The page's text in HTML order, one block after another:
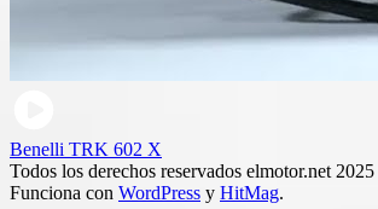
Benelli TRK 602 X
Todos los derechos reservados elmotor.net 2025
Funciona con WordPress y HitMag.